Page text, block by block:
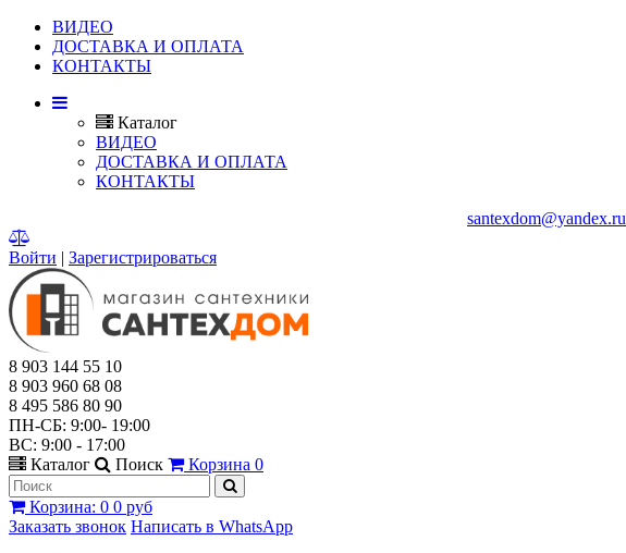
ВИДЕО
ДОСТАВКА И ОПЛАТА
КОНТАКТЫ
Каталог
ВИДЕО
ДОСТАВКА И ОПЛАТА
КОНТАКТЫ
santexdom@yandex.ru
Войти | Зарегистрироваться
8 903 144 55 10
8 903 960 68 08
8 495 586 80 90
ПН-СБ: 9:00- 19:00
ВС: 9:00 - 17:00
Каталог
Поиск Корзина 0
Корзина: 0 0 руб
Заказать звонок Написать в WhatsApp